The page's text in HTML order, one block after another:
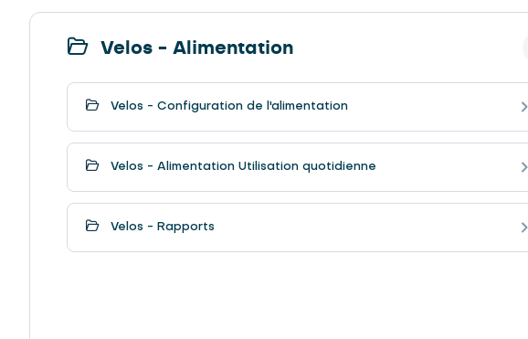
Velos - Alimentation
Velos - Configuration de l'alimentation
Velos - Alimentation Utilisation quotidienne
Velos - Rapports